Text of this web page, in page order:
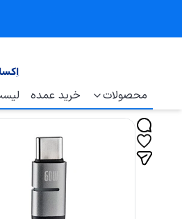
محصولات خرید عمده